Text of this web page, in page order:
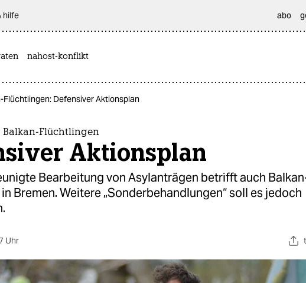
hilfe abo
nahost-konflikt
Flüchtlingen: Defensiver Aktionsplan
Balkan-Flüchtlingen
Aktionsplan
Bearbeitung von Asylanträgen betrifft auch
Bremen. Weitere „Sonderbehandlungen“ soll es jedoch
Uhr